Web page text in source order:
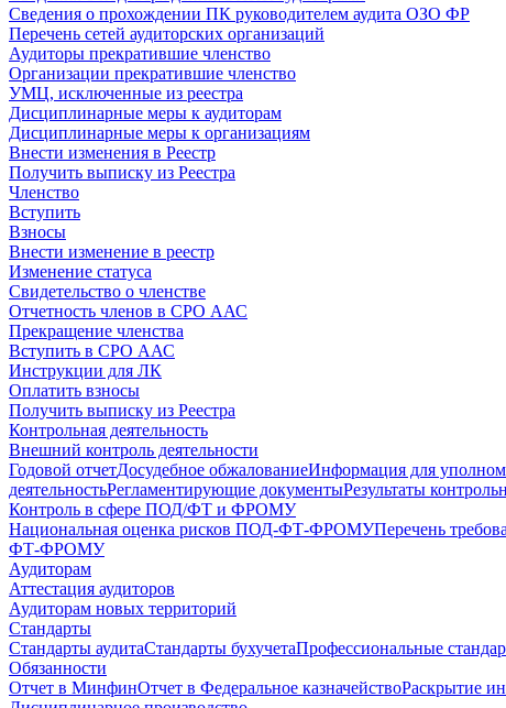
Сведения о прохождении ПК руководителем аудита ОЗО ФР
Перечень сетей аудиторских организаций
Аудиторы прекратившие членство
Организации прекратившие членство
УМЦ, исключенные из реестра
Дисциплинарные меры к аудиторам
Дисциплинарные меры к организациям
Внести изменения в Реестр
Получить выписку из Реестра
Членство
Вступить
Взносы
Внести изменение в реестр
Изменение статуса
Свидетельство о членстве
Отчетность членов в СРО ААС
Прекращение членства
Вступить в СРО ААС
Инструкции для ЛК
Оплатить взносы
Получить выписку из Реестра
Контрольная деятельность
Внешний контроль деятельности
Годовой отчетДосудебное обжалованиеИнформация для
деятельностьРегламентирующие документыРезультаты
Контроль в сфере ПОД/ФТ и ФРОМУ
Национальная оценка рисков ПОД-ФТ-ФРОМУПеречень
ФТ-ФРОМУ
Аудиторам
Аттестация аудиторов
Аудиторам новых территорий
Стандарты
Стандарты аудитаСтандарты бухучетаПрофессиональные
Обязанности
Отчет в МинфинОтчет в Федеральное казначействоРаскрытие